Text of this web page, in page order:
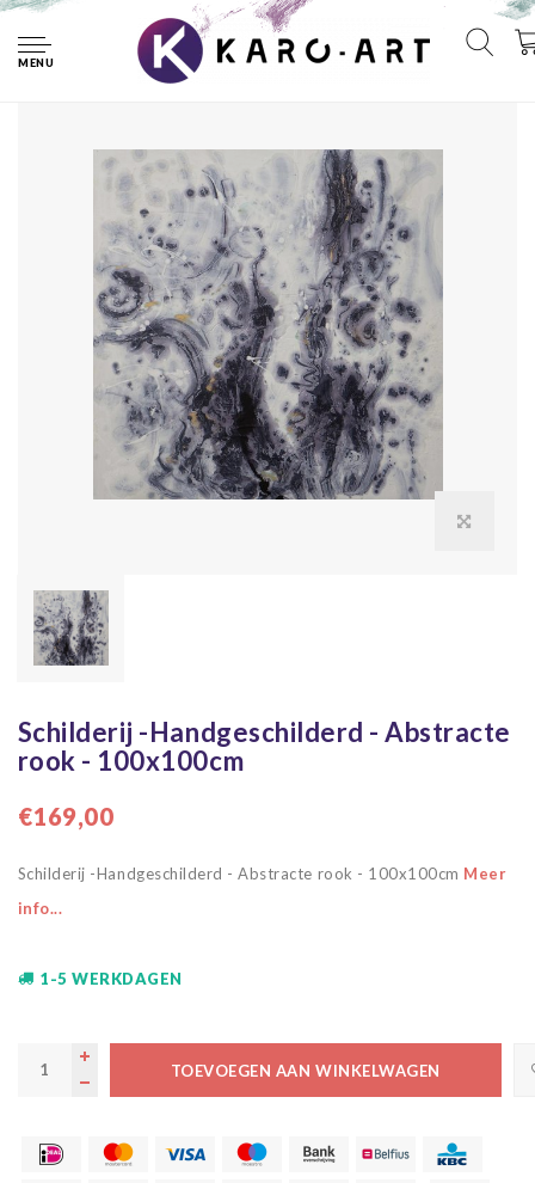
MENU
Schilderij -Handgeschilderd - Abstracte rook - 100x100cm
Schilderij -Handgeschilderd - Abstracte
rook - 100x100cm
€169,00
Schilderij -Handgeschilderd - Abstracte rook - 100x100cm Meer
info...
1-5 WERKDAGEN
TOEVOEGEN AAN WINKELWAGEN